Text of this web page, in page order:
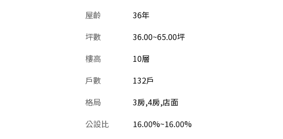
屋齡
36年
坪數
36.00~65.00坪
樓高
10層
戶數
132戶
格局
3房,4房,店面
公設比
16.00%~16.00%